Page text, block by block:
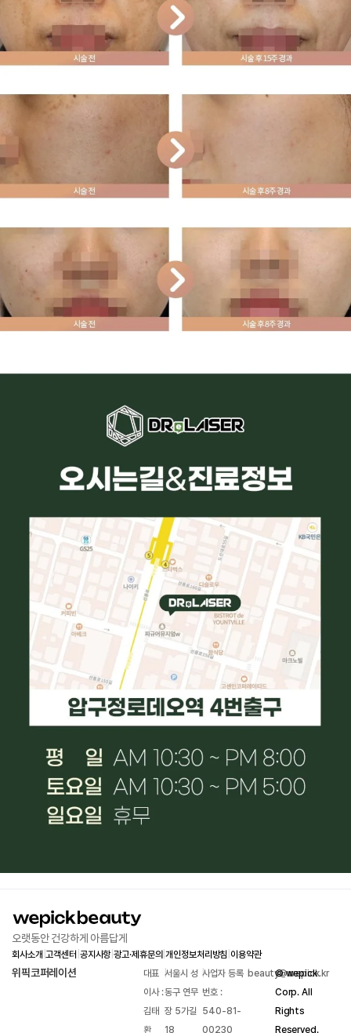
오랫동안 건강하게 아름답게
회사소개 |고객센터 공지사항|광고·제휴문의 |개인정보처리방침 이용약관
위픽코퍼레이션
대표
이사 :
김태
환
|서울시 성
동구 연무
장 5가길
18
|사업자 등록
번호 :
540-81-
00230
|beauty@wepick.kr
© wepick
Corp. All
Rights
Reserved.